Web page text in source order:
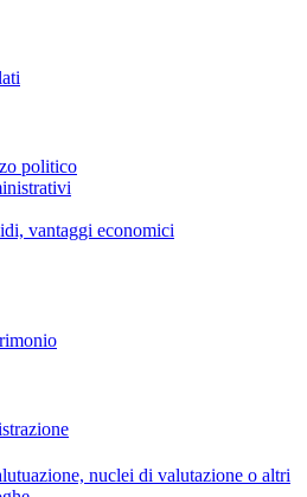
politico
vantaggi economici
nuclei di valutazione o altri